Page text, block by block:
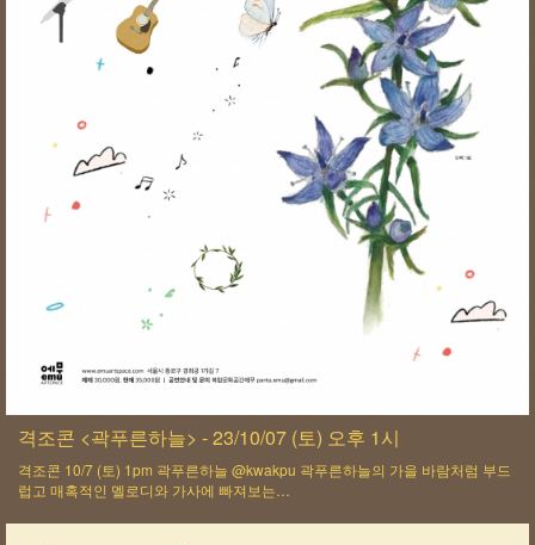
격조콘 <곽푸른하늘> - 23/10/07 (토) 오후 1시
격조콘 10/7 (토) 1pm 곽푸른하늘 @kwakpu 곽푸른하늘의 가을 바람처럼 부드
럽고 매혹적인 멜로디와 가사에 빠져보는…